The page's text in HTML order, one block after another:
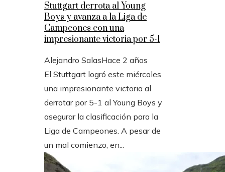
Stuttgart derrota al Young
Boys y avanza a la Liga de
Campeones con una
impresionante victoria por 5-1
Alejandro SalasHace 2 años
El Stuttgart logró este miércoles
una impresionante victoria al
derrotar por 5-1 al Young Boys y
asegurar la clasificación para la
Liga de Campeones. A pesar de
un mal comienzo, en...